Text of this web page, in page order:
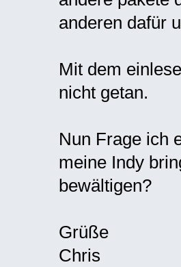
anderen dafür
Mit dem
nicht getan.
Nun Frage ich
meine Indy
bewältigen?
Grüße
Chris